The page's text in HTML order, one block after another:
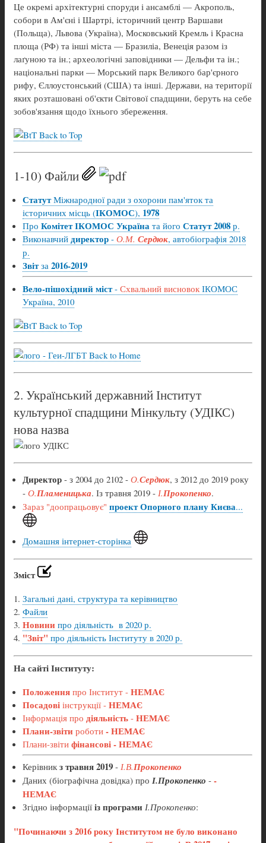
Це окремі архітектурні споруди і ансамблі — Акрополь,
собори в Ам'єні і Шартрі, історичний центр Варшави
(Польща), Львова (Україна), Московський Кремль і Красна
площа (РФ) та інші міста — Бразиліа, Венеція разом із
лаґуною та ін.; археологічні заповідники — Дельфи та ін.;
національні парки — Морський парк Великого бар'єрного
рифу, Єллоустонський (США) та інші. Держави, на території
яких розташовані об'єкти Світової спадщини, беруть на себе
зобов'язання щодо їхнього збереження.
Back to Top
1-10) Файли
СтатутМіжнародної ради з охорони пам'яток та
історичних місць (ІКОМОС), 1978
Про Комітет ІКОМОС Україна та його Статут 2008 р.
Виконавчий директор - О.М. Сердюк, автобіографія 2018
р.
Звітза 2016-2019
Вело-пішохідний міст- Схвальний висновок ІКОМОС
Україна, 2010
Back to Top
Back to Home
2. Український державний Інститут
культурної спадщини Мінкульту (УДІКС)
нова назва
Директор - з 2004 до 2102 - О.Сердюк, з 2012 до 2019 року
- О.Пламеницька. Із травня 2019 - І.Прокопенко.
Зараз "доопрацьовує" проект Опорного плану Києва...
Домашня інтернет-сторінка
Зміст
Загальні дані, структура та керівництво
Файли
Новини про діяльність в 2020 р.
"Звіт" про діяльність Інституту в 2020 р.
На сайті Інституту:
Положення про Інститут - НЕМАЄ
Посадові інструкції - НЕМАЄ
Інформація про діяльність - НЕМАЄ
Плани-звіти роботи - НЕМАЄ
Плани-звіти фінансові - НЕМАЄ
Керівник з травня 2019 - І.В.Прокопенко
Даних (біографічна довідка) про І.Прокопенко - -
НЕМАЄ
Згідно інформації із програми І.Прокопенко:
"Починаючи з 2016 року Інститутом не було виконано